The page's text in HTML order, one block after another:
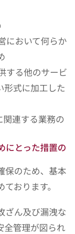
において何らか
する他のサービ
形式に加工した
関連する業務の
にとった措置の
保のため、基本
おります。
ざん及び漏洩な
全管理が図られ